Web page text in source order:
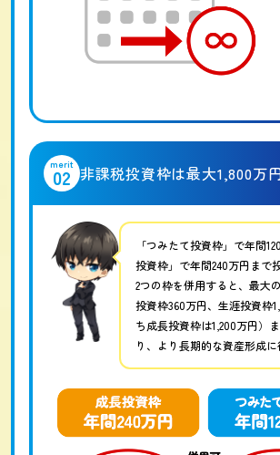
merit
02 非課税投資枠は最大1,800万
「つみたて投資枠」で年間
投資枠」で年間240万円まで
2つの枠を併用すると、最大
投資枠360万円、生涯投資枠
ち成長投資枠は1,200万円）
り、より長期的な資産形成に